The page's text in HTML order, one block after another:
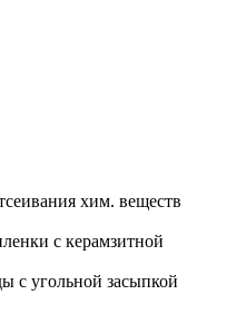
хим. веществ
с керамзитной
с угольной засыпкой